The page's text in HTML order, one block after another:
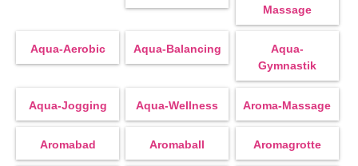
Massage
Aqua-Aerobic Aqua-Balancing
Aqua-
Gymnastik
Aqua-Jogging Aqua-Wellness Aroma-Massage
Aromabad Aromaball Aromagrotte